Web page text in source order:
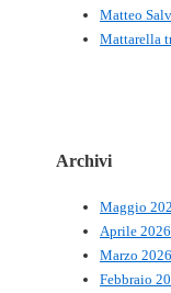
Matteo
Mattarella
Archivi
Maggio
Aprile 2026
Marzo 2026
Febbraio